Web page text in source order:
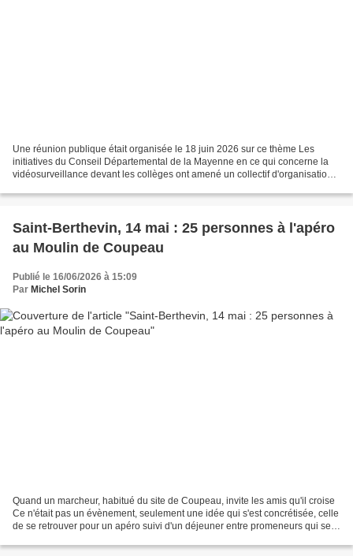
Une réunion publique était organisée le 18 juin 2026 sur ce thème Les
initiatives du Conseil Départemental de la Mayenne en ce qui concerne la
vidéosurveillance devant les collèges ont amené un collectif d'organisations
Saint-Berthevin, 14 mai : 25 personnes à l'apéro
au Moulin de Coupeau
Publié le 16/06/2026 à 15:09
Par Michel Sorin
Quand un marcheur, habitué du site de Coupeau, invite les amis qu'il croise
Ce n'était pas un évènement, seulement une idée qui s'est concrétisée, celle
de se retrouver pour un apéro suivi d'un déjeuner entre promeneurs qui se